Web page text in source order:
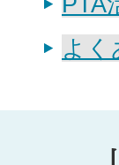
よく